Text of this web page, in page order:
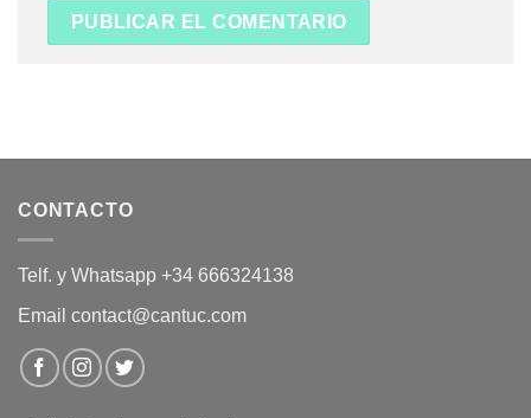
CONTACTO
Telf. y Whatsapp +34 666324138
Email contact@cantuc.com